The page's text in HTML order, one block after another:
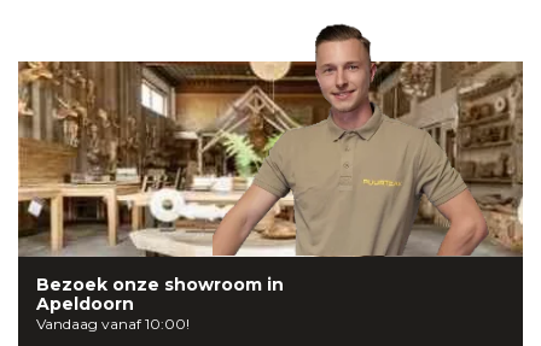
Bezoek onze showroom in
Apeldoorn
Vandaag vanaf 10:00!